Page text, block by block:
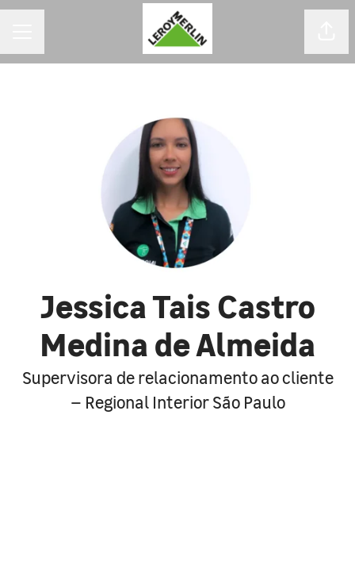
Jessica Tais Castro
Medina de Almeida
Supervisora de relacionamento ao cliente
– Regional Interior São Paulo